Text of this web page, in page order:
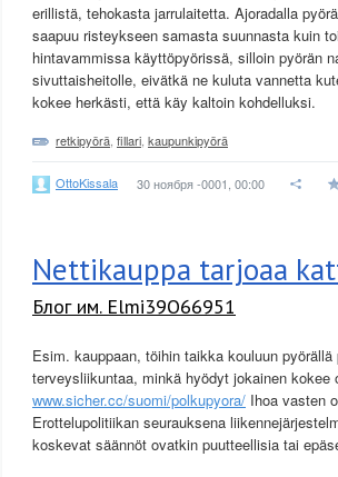
erillistä, tehokasta jarrulaitetta. Ajoradalla
saapuu risteykseen samasta suunnasta kuin
hintavammissa käyttöpyörissä, silloin pyörän
sivuttaisheitolle, eivätkä ne kuluta vannetta
kokee herkästi, että käy kaltoin kohdelluksi.
retkipyörä fillari kaupunkipyörä
OttoKissala 30 ноября -0001, 00:00
Nettikauppa tarjoaa
Блог им. Elmi39O66951
Esim. kauppaan, töihin taikka kouluun
terveysliikuntaa, minkä hyödyt jokainen kokee
www.sicher.cc/suomi/polkupyora/ Ihoa vasten
Erottelupolitiikan seurauksena
koskevat säännöt ovatkin puutteellisia tai